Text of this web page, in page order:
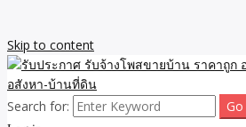
Skip to content
รับจ้างโพสขายบ้าน ราคาถูก ประกาศ ขาย
Search for: